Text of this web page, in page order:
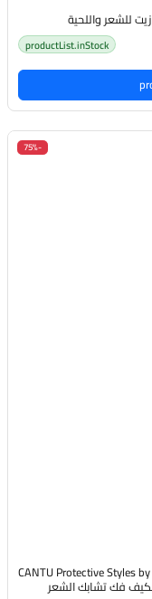
productList.inStock
-75%
CANTU Protective Styles